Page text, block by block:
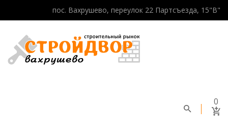
пос. Вахрушево, переулок 22 Партсъезда, 15"В"
0